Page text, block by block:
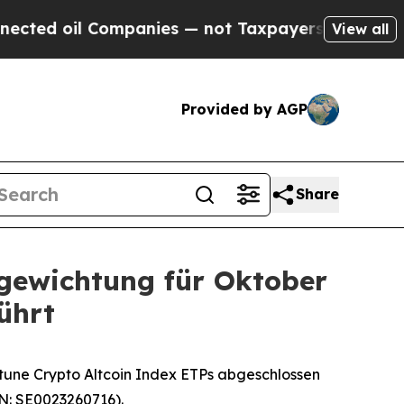
— not Taxpayers — the Chance to
View all
Provided by AGP
Share
für Oktober
Crypto Altcoin Index ETPs abgeschlossen
SE0023260716).